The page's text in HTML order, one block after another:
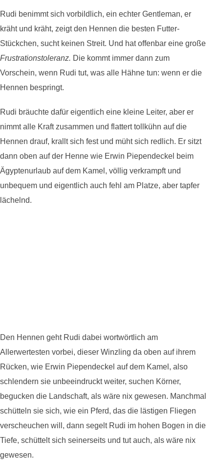
Rudi benimmt sich vorbildlich, ein echter Gentleman, er
kräht und kräht, zeigt den Hennen die besten Futter-
Stückchen, sucht keinen Streit. Und hat offenbar eine große
Frustrationstoleranz. Die kommt immer dann zum
Vorschein, wenn Rudi tut, was alle Hähne tun: wenn er die
Hennen bespringt.
Rudi bräuchte dafür eigentlich eine kleine Leiter, aber er
nimmt alle Kraft zusammen und flattert tollkühn auf die
Hennen drauf, krallt sich fest und müht sich redlich. Er sitzt
dann oben auf der Henne wie Erwin Piependeckel beim
Ägyptenurlaub auf dem Kamel, völlig verkrampft und
unbequem und eigentlich auch fehl am Platze, aber tapfer
lächelnd.
Den Hennen geht Rudi dabei wortwörtlich am
Allerwertesten vorbei, dieser Winzling da oben auf ihrem
Rücken, wie Erwin Piependeckel auf dem Kamel, also
schlendern sie unbeeindruckt weiter, suchen Körner,
begucken die Landschaft, als wäre nix gewesen. Manchmal
schütteln sie sich, wie ein Pferd, das die lästigen Fliegen
verscheuchen will, dann segelt Rudi im hohen Bogen in die
Tiefe, schüttelt sich seinerseits und tut auch, als wäre nix
gewesen.